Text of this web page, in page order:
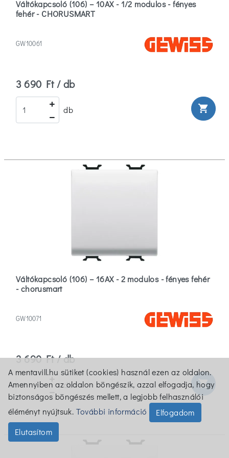
Váltókapcsoló (106) – 10AX - 1/2 modulos - fényes
fehér - CHORUSMART
GW10061
3 690 Ft / db
db shopping_cart
Váltókapcsoló (106) – 16AX - 2 modulos - fényes fehér
- chorusmart
GW10071
3 690 Ft / db
db shopping_cart
A mentavill.hu sütiket (cookies) használ ezen az oldalon.
Amennyiben az oldalon böngészik, azzal elfogadja, hogy
biztonságos böngészés mellett, a legjobb felhasználói
éléményt nyújtsuk. További információ
Elfogadom
Elutasítom